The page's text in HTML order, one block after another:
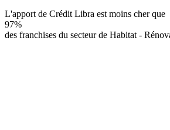
L'apport de Crédit Libra est moins cher que
97%
des franchises du secteur de Habitat -